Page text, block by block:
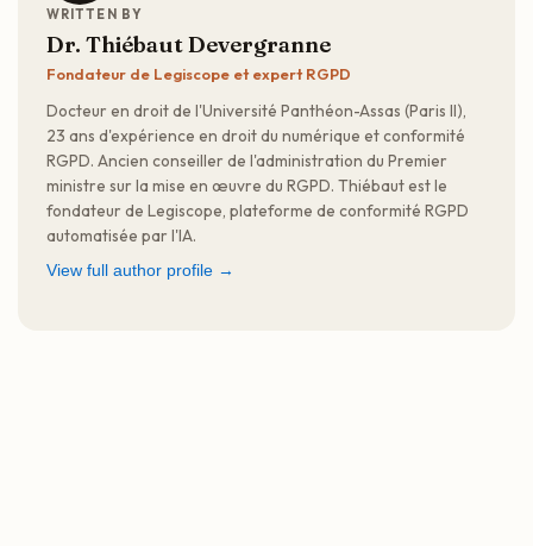
WRITTEN BY
Dr. Thiébaut Devergranne
Fondateur de Legiscope et expert RGPD
Docteur en droit de l'Université Panthéon-Assas (Paris II),
23 ans d'expérience en droit du numérique et conformité
RGPD. Ancien conseiller de l'administration du Premier
ministre sur la mise en œuvre du RGPD. Thiébaut est le
fondateur de Legiscope, plateforme de conformité RGPD
automatisée par l'IA.
View full author profile →